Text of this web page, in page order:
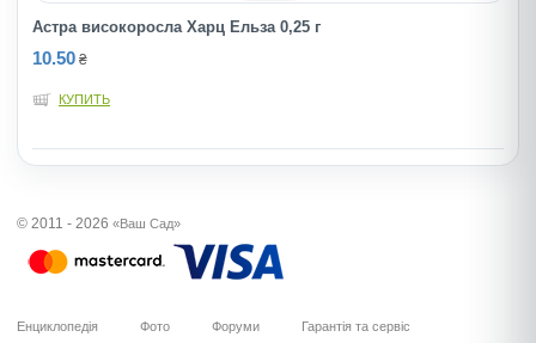
Астра високоросла Харц Ельза 0,25 г
10.50 ₴
КУПИТЬ
© 2011 - 2026 «Ваш Сад»
Енциклопедія Фото Форуми Гарантія та сервіс